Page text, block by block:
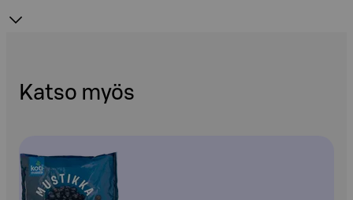
Katso myös